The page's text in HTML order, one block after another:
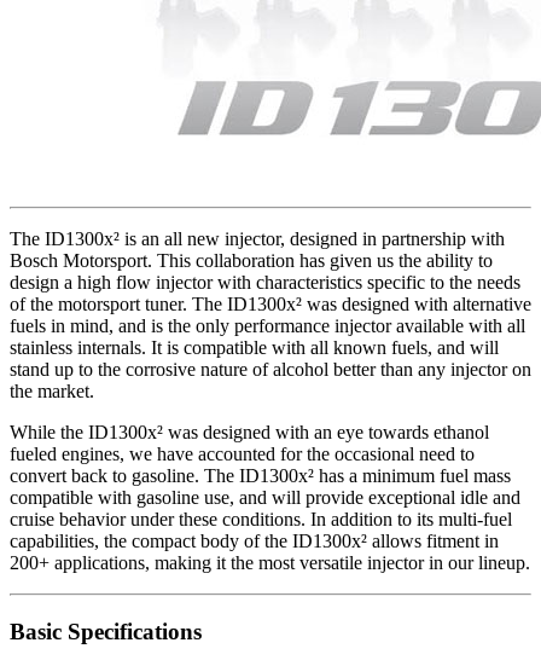
The ID1300x² is an all new injector, designed in partnership with
Bosch Motorsport. This collaboration has given us the ability to
design a high flow injector with characteristics specific to the needs
of the motorsport tuner. The ID1300x² was designed with alternative
fuels in mind, and is the only performance injector available with all
stainless internals. It is compatible with all known fuels, and will
stand up to the corrosive nature of alcohol better than any injector on
the market.
While the ID1300x² was designed with an eye towards ethanol
fueled engines, we have accounted for the occasional need to
convert back to gasoline. The ID1300x² has a minimum fuel mass
compatible with gasoline use, and will provide exceptional idle and
cruise behavior under these conditions. In addition to its multi-fuel
capabilities, the compact body of the ID1300x² allows fitment in
200+ applications, making it the most versatile injector in our lineup.
Basic Specifications